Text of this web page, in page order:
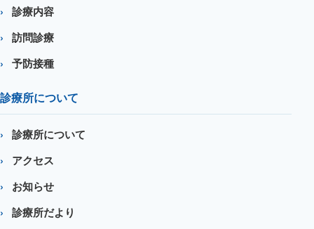
診療内容
訪問診療
予防接種
診療所について
診療所について
アクセス
お知らせ
診療所だより